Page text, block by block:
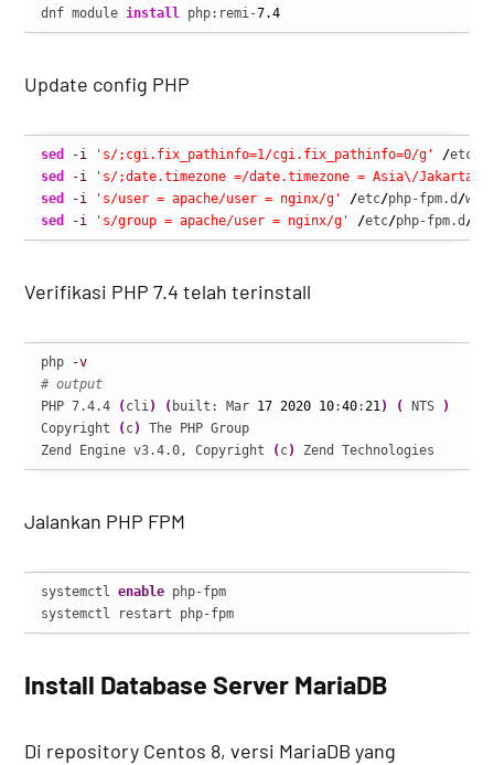
dnf module install php:remi-7.4
Update config PHP
sed -i 's/;cgi.fix_pathinfo=1/cgi.fix_pathinfo=0/g' /etc
sed
-i
's/;date.timezone =/date.timezone = Asia\/Jakarta/
sed
-i 's/user = apache/user = nginx/g' /etc/php-fpm.d /
sed
-i 's/group = apache/user = nginx/g' /etc/php-fpm.d /
Verifikasi PHP 7.4 telah terinstall
php
-v
# output
PHP 7.4.4
( cli) ( built: Mar 17 2020 10:40:21) ( NTS
)
Copyright
( c)
The PHP Group
Zend Engine v3.4.0, Copyright
( c) Zend Technologies
Jalankan PHP FPM
systemctl enable php-fpm
systemctl restart php-fpm
Install Database Server MariaDB
Di repository Centos 8, versi MariaDB yang